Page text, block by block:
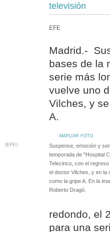
televisión
EFE
Madrid.-
bases de la
serie más
vuelve uno
Vilches, y
A.
AMPLIAR FOTO
(EFE)
Suspense, emoción y
temporada de "Hospital
Telecinco, con el
el doctor Vilches, y en la
como la gripe A. En la
Roberto Dragó.
redondo, el
para una